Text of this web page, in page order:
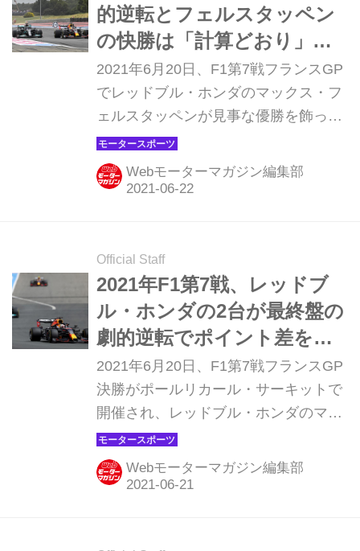
的逆転とフェルスタッペン
の快勝は「計算どおり」だ
った【フランスGP】
2021年6月20日、F1第7戦フランスGP
でレッドブル・ホンダのマックス・フ
ェルスタッペンが見事な優勝を飾っ
た。残り2周での劇的な勝利だった
が、この時すでにレースはフェルスタ
ッペンのものだった。フェルスタッペ
Webモーターマガジン編集部
Official Staff
2021年F1第7戦、レッドブ
ル・ホンダの2台が最終盤の
劇的逆転でポイント差をさ
らに拡大【フランスGP】
2021年6月20日、F1第7戦フランスGP
決勝がポールリカール・サーキットで
開催され、レッドブル・ホンダのマッ
クス・フェルスタッペンが優勝。2位
にはメルセデスのルイス・ハミルト
ン、3位にはレッドブル・ホンダのセ
Webモーターマガジン編集部